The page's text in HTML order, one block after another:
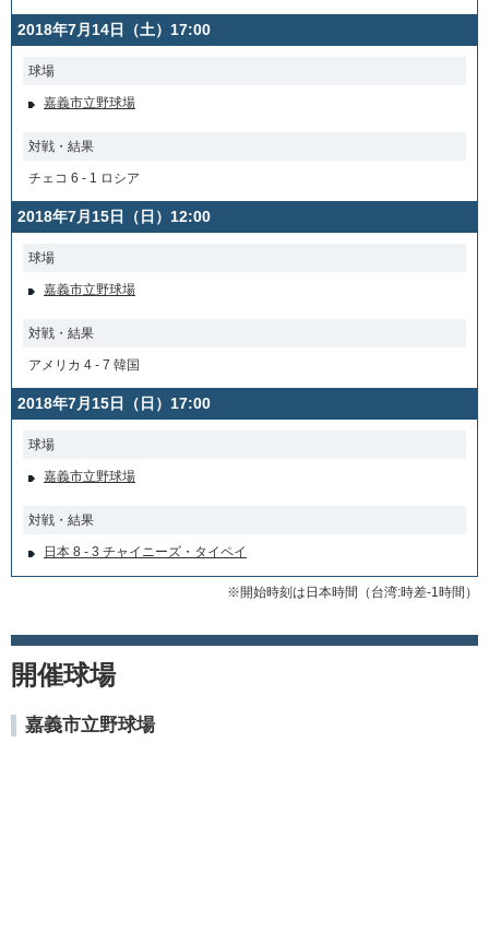
2018年7月14日（土）17:00
球場
嘉義市立野球場
対戦・結果
チェコ 6 - 1 ロシア
2018年7月15日（日）12:00
球場
嘉義市立野球場
対戦・結果
アメリカ 4 - 7 韓国
2018年7月15日（日）17:00
球場
嘉義市立野球場
対戦・結果
日本 8 - 3 チャイニーズ・タイペイ
※開始時刻は日本時間（台湾:時差-1時間）
開催球場
嘉義市立野球場